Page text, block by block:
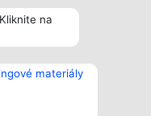
na
materiály
Kontakt
Kontakt